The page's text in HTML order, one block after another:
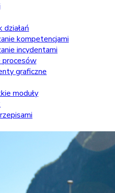
działań
kompetencjami
incydentami
graficzne
moduły